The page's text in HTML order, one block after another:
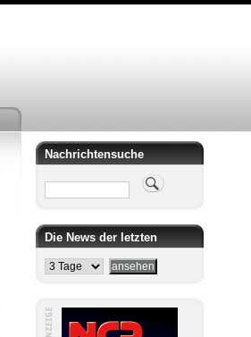
Nachrichtensuche
Suche
Die News der letzten